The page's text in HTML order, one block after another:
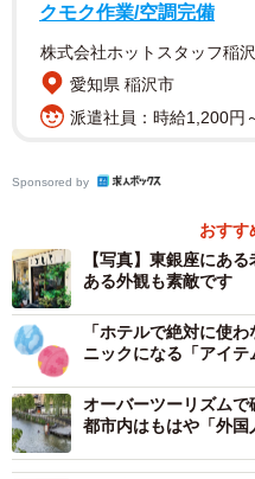
そのため、予約時間が過ぎ
海外の電話番号に確認の連
がつかない、電話はつなが
いという。
「すべての訪日外国人の方
ある方々もいらっしゃる、
す。各国でさまざまな考え
で、押し付けるのは良くな
ールやマナーは最低限守っ
ます」（「木挽町よしや」
急速する多国籍化で危
ない」を解決するには？
クモク作業/空調完備
株式会社ホットスタッフ稲沢
愛知県 稲沢市
派遣社員：時給1,200円
Sponsored by
おすす
【写真】東銀座にあ
ある外観も素敵です
「ホテルで絶対に使
ニックになる「アイ
オーバーツーリズム
都市内はもはや「外